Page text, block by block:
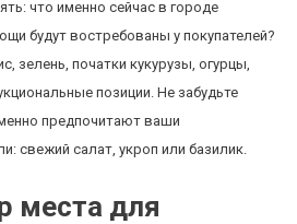
что именно сейчас в городе
будут востребованы у покупателей?
зелень, початки кукурузы, огурцы,
позиции. Не забудьте
предпочитают ваши
свежий салат, укроп или базилик.
места для